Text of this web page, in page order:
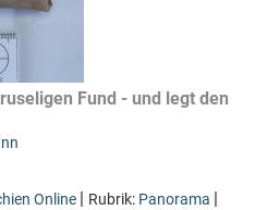
Fund - und legt den
Online | Rubrik: Panorama |